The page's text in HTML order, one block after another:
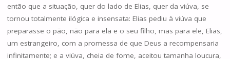
então que a situação, quer do lado de Elias, quer da viúva, se
tornou totalmente ilógica e insensata: Elias pediu à viúva que
preparasse o pão, não para ela e o seu filho, mas para ele, Elias,
um estrangeiro, com a promessa de que Deus a recompensaria
infinitamente; e a viúva, cheia de fome, aceitou tamanha loucura,